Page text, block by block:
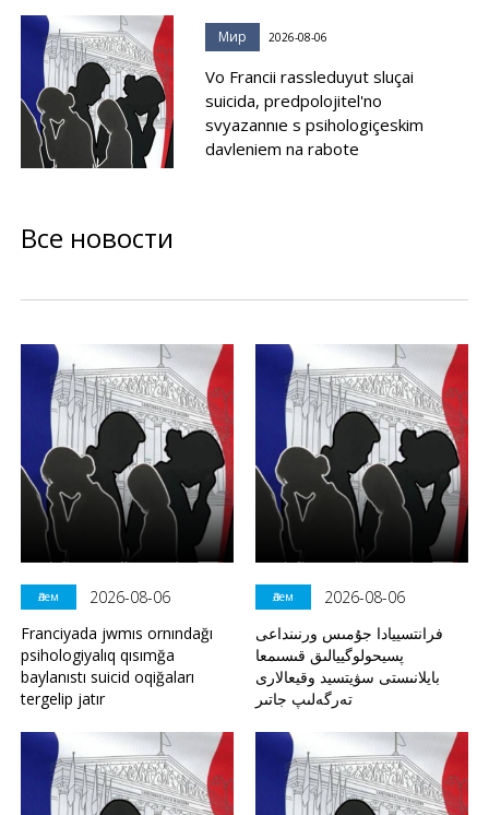
Мир 2026-08-06
Vo Francii rassleduyut sluçai
suicida, predpolojitel'no
svyazannıe s psihologiçeskim
davleniem na rabote
Все новости
Әлем
2026-08-06
Franciyada jwmıs ornındağı
psihologiyalıq qısımğa
baylanıstı suicid oqiğaları
tergelip jatır
Әлем
2026-08-06
فرانتسييادا جۇمىس ورنىنداعى
پسيحولوگييالىق قىسىمعا
بايلانىستى سۋيتسيد وقيعالارى
تەرگەلىپ جاتىر